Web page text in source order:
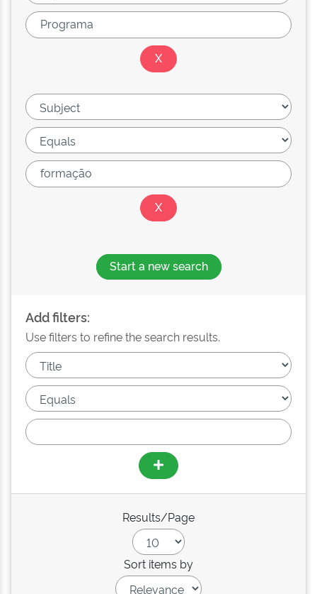
Start a new search
Add filters:
Use filters to refine the search results.
Results/Page
Sort items by